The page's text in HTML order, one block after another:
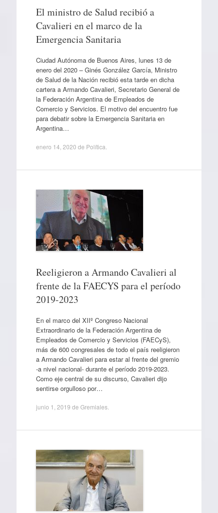
El ministro de Salud recibió a
Cavalieri en el marco de la
Emergencia Sanitaria
Ciudad Autónoma de Buenos Aires, lunes 13 de
enero del 2020 – Ginés González García, Ministro
de Salud de la Nación recibió esta tarde en dicha
cartera a Armando Cavalieri, Secretario General de
la Federación Argentina de Empleados de
Comercio y Servicios. El motivo del encuentro fue
para debatir sobre la Emergencia Sanitaria en
Argentina…
enero 14, 2020 de Política
Reeligieron a Armando Cavalieri al
frente de la FAECYS para el período
2019-2023
En el marco del XIIº Congreso Nacional
Extraordinario de la Federación Argentina de
Empleados de Comercio y Servicios (FAECyS),
más de 600 congresales de todo el país reeligieron
a Armando Cavalieri para estar al frente del gremio
-a nivel nacional- durante el período 2019-2023.
Como eje central de su discurso, Cavalieri dijo
sentirse orgulloso por…
junio 1, 2019 de Gremiales.